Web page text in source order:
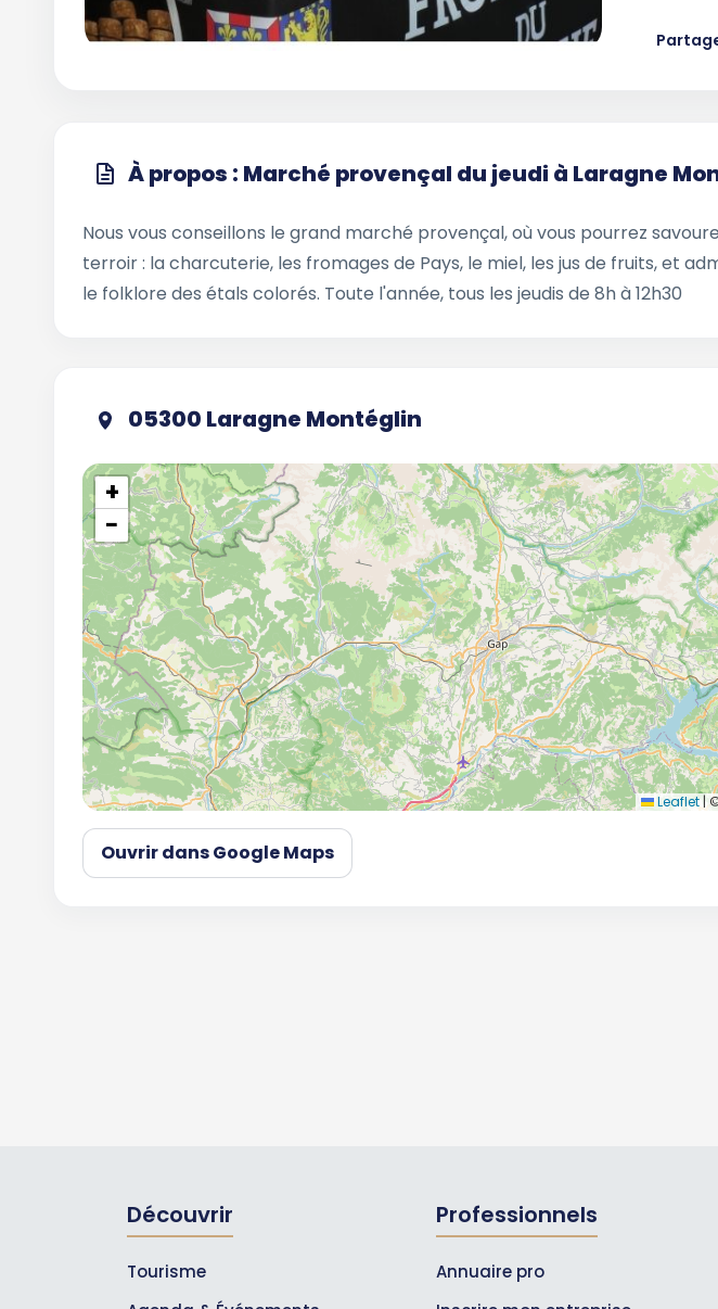
À propos : Marché provençal du jeudi à Laragne
Nous vous conseillons le grand marché provençal, où vous pourrez
terroir : la charcuterie, les fromages de Pays, le miel, les jus de fruits, et
le folklore des étals colorés. Toute l'année, tous les jeudis de 8h à 12h30
05300 Laragne Montéglin
+
−
Leaflet |
Ouvrir dans Google Maps
Découvrir
Tourisme
Professionnels
Annuaire pro